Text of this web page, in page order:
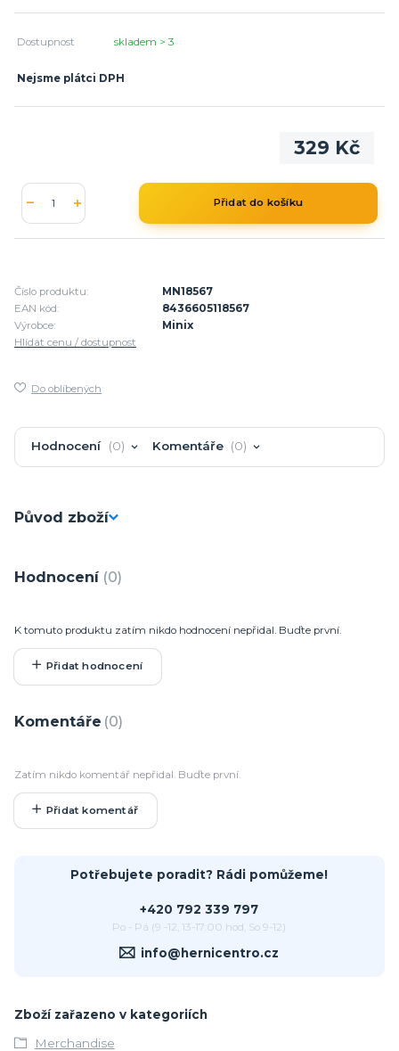
Dostupnost skladem > 3
Nejsme plátci DPH
329 Kč
Přidat do košíku
Číslo produktu:
MN18567
EAN kód:
8436605118567
Výrobce:
Minix
Hlídat cenu / dostupnost
Do oblíbených
Hodnocení 0 Komentáře 0
Původ zboží
Hodnocení 0
K tomuto produktu zatím nikdo hodnocení nepřidal. Buďte první.
Přidat hodnocení
Komentáře 0
Zatím nikdo komentář nepřidal. Buďte první.
Přidat komentář
Potřebujete poradit? Rádi pomůžeme!
+420 792 339 797
Po - Pá (9 -12, 13-17:00 hod, So 9-12)
info@hernicentro.cz
Zboží zařazeno v kategoriích
Merchandise